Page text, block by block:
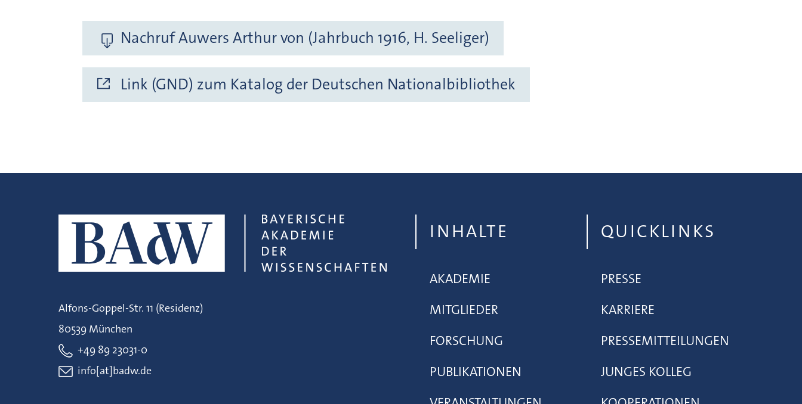
Nachruf Auwers Arthur von (Jahrbuch 1916, H. Seeliger)
Link (GND) zum Katalog der Deutschen Nationalbibliothek
Alfons-Goppel-Str. 11 (Residenz)
80539 München
+49 89 23031-0
info[at]badw.de
INHALTE
AKADEMIE
MITGLIEDER
FORSCHUNG
PUBLIKATIONEN
QUICKLINKS
PRESSE
KARRIERE
PRESSEMITTEILUNGEN
JUNGES KOLLEG